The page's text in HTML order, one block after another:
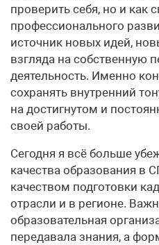
проверить себя, но и как
профессионального
источник новых идей,
взгляда на собственную
деятельность. Именно
сохранять внутренний
на достигнутом и
своей работы.
Сегодня я всё больше
качества образования в
качеством подготовки
отрасли и в регионе.
образовательная
передавала знания, а